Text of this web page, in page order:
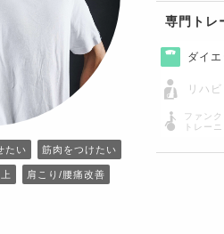
たい 筋肉をつけたい
肩こり/腰痛改善
専門トレ
ダイエ
リハビ
ファン
トレー